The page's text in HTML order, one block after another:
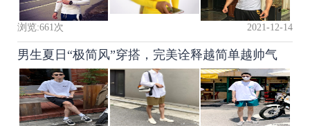
浏览:661次 2021-12-14
男生夏日“极简风”穿搭，完美诠释越简单越帅气